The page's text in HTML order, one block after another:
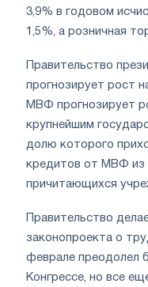
3,9% в годовом
1,5%, а розничная
Правительство
прогнозирует рост
МВФ прогнозирует
крупнейшим
долю которого
кредитов от МВФ из
причитающихся
Правительство
законопроекта о
феврале преодолел
Конгрессе, но все